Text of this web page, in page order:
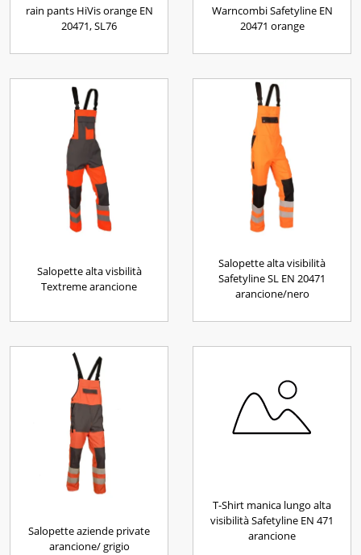
rain pants HiVis orange EN
20471, SL76
Warncombi Safetyline EN
20471 orange
Salopette alta visbilità
Textreme arancione
Salopette alta visibilità
Safetyline SL EN 20471
arancione/nero
Salopette aziende private
arancione/ grigio
T-Shirt manica lungo alta
visibilità Safetyline EN 471
arancione